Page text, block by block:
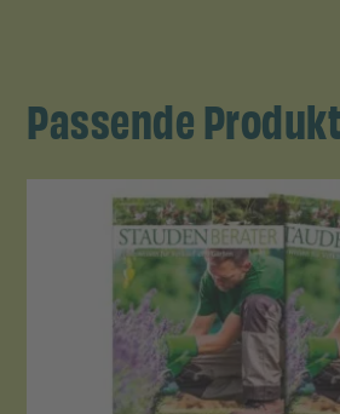
Passende